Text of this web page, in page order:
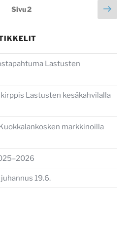
Sivu2
sivu
Lastusten
Lastusten kesäkahvilalla
markkinoilla
19.6.